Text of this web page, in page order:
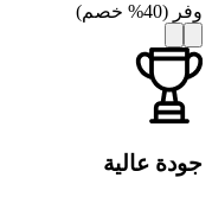
وفر (
40
% خصم)
جودة عالية